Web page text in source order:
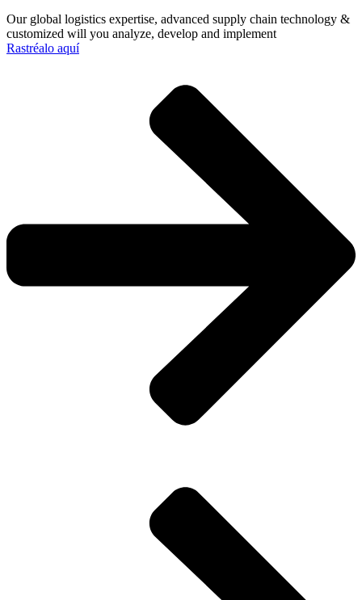
Our global logistics expertise, advanced supply chain technology &
customized will you analyze, develop and implement
Rastréalo aquí